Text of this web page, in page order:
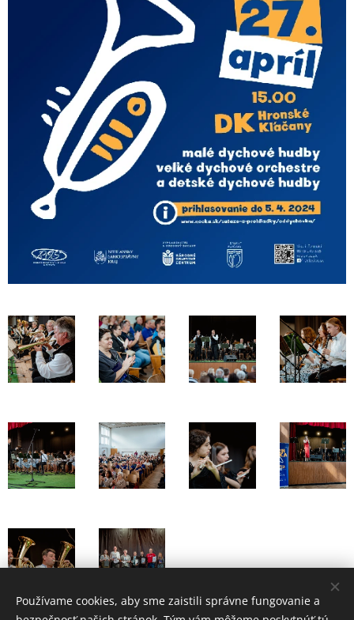
Používame cookies, aby sme zaistili správne fungovanie a